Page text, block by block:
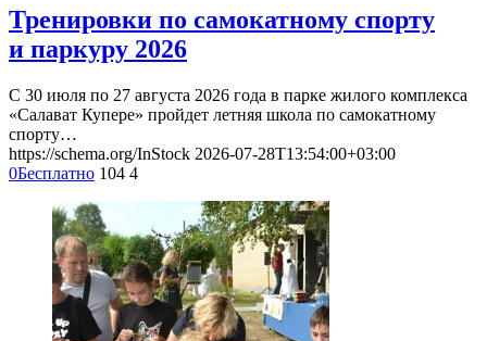
Тренировки по самокатному спорту
и паркуру 2026
С 30 июля по 27 августа 2026 года в парке жилого комплекса
«Салават Купере» пройдет летняя школа по самокатному
спорту…
https://schema.org/InStock 2026-07-28T13:54:00+03:00
0Бесплатно 104 4